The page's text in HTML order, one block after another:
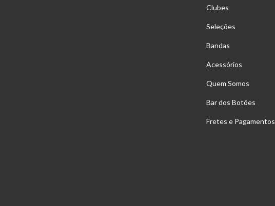
Clubes
Seleções
Bandas
Acessórios
Quem Somos
Bar dos Botões
Fretes e Pagamentos